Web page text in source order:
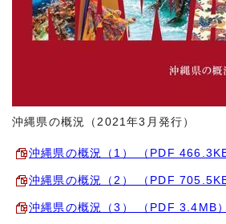
沖縄県の概況（2021年3月発行）
沖縄県の概況（1） （PDF 466.3KB
沖縄県の概況（2） （PDF 705.5KB
沖縄県の概況（3） （PDF 3.4MB）